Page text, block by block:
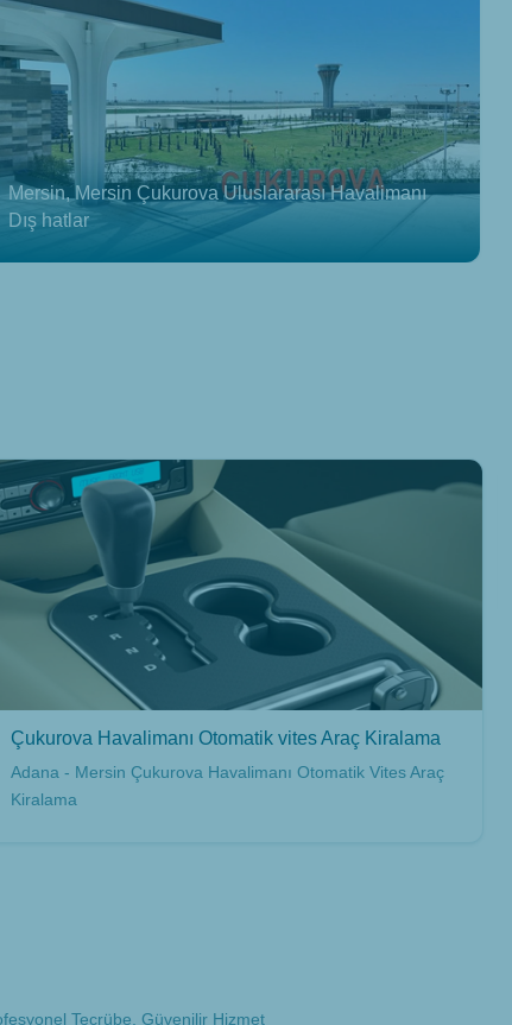
Mersin, Mersin Çukurova Uluslararası Havalimanı
Dış hatlar
Çukurova Havalimanı Otomatik vites Araç Kiralama
Adana - Mersin Çukurova Havalimanı Otomatik Vites Araç
Kiralama
Tecrübe, Güvenilir Hizmet